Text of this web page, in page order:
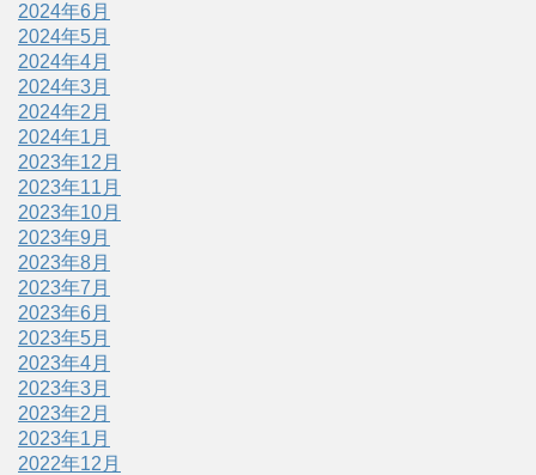
2024年6月
2024年5月
2024年4月
2024年3月
2024年2月
2024年1月
2023年12月
2023年11月
2023年10月
2023年9月
2023年8月
2023年7月
2023年6月
2023年5月
2023年4月
2023年3月
2023年2月
2023年1月
2022年12月